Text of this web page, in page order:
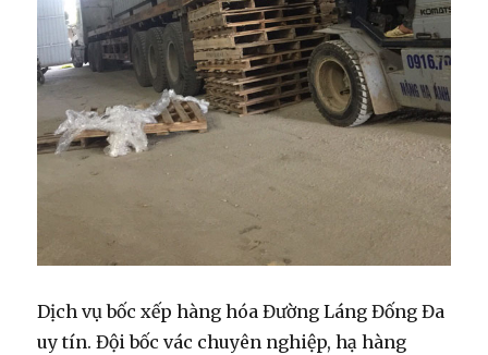
Dịch vụ bốc xếp hàng hóa Đường Láng Đống Đa
uy tín. Đội bốc vác chuyên nghiệp, hạ hàng